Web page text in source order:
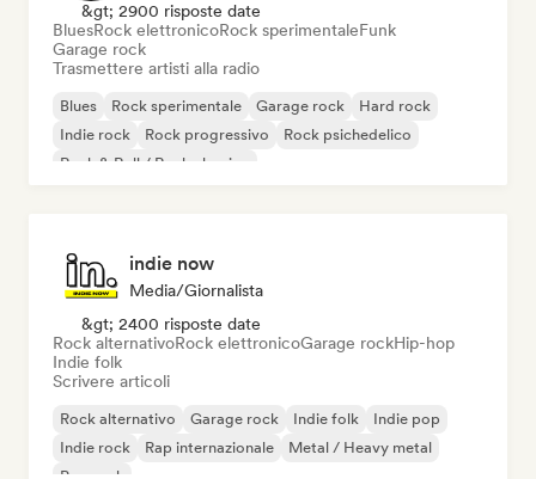
&gt; 2900 risposte date
BluesRock elettronicoRock sperimentaleFunk
Garage rock
Trasmettere artisti alla radio
Blues Rock sperimentale Garage rock
Hard rock
Indie rock
Rock progressivo
Rock psichedelico
Rock & Roll / Rock classico
indie now
Media/Giornalista
&gt; 2400 risposte date
Rock alternativoRock elettronicoGarage rockHip-hop
Indie folk
Scrivere articoli
Rock alternativo Garage rock Indie folk
Indie pop
Indie rock
Rap internazionale
Metal / Heavy metal